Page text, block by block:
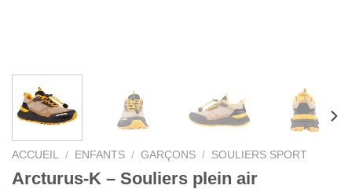
ACCUEIL / ENFANTS / GARÇONS / SOULIERS SPORT
Arcturus-K – Souliers plein air